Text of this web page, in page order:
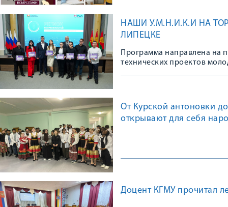
НАШИ У.М.Н.И.К.И НА
ЛИПЕЦКЕ
Программа направлена на
технических проектов
От Курской антоновки
открывают для себя
Доцент КГМУ прочитал